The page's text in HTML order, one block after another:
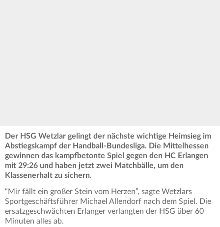
Der HSG Wetzlar gelingt der nächste wichtige Heimsieg im
Abstiegskampf der Handball-Bundesliga. Die Mittelhessen
gewinnen das kampfbetonte Spiel gegen den HC Erlangen
mit 29:26 und haben jetzt zwei Matchbälle, um den
Klassenerhalt zu sichern.
“Mir fällt ein großer Stein vom Herzen”, sagte Wetzlars
Sportgeschäftsführer Michael Allendorf nach dem Spiel. Die
ersatzgeschwächten Erlanger verlangten der HSG über 60
Minuten alles ab.